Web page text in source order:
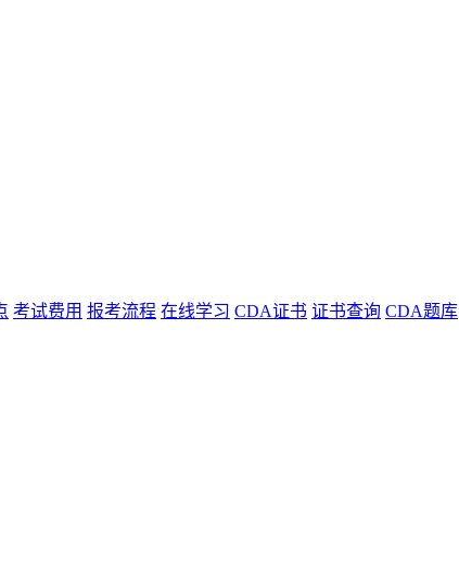
考试费用 报考流程 在线学习 CDA证书 证书查询 CDA题库